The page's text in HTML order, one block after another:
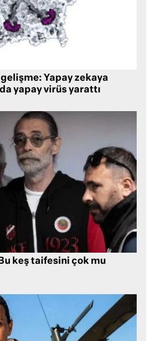
Yapay zekaya
yapay virüs yarattı
keş taifesini çok mu